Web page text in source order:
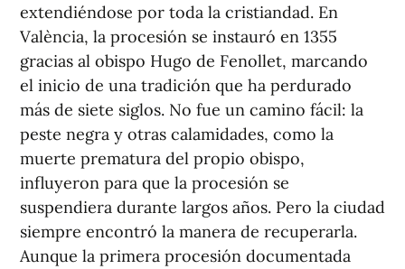
extendiéndose por toda la cristiandad. En
València, la procesión se instauró en 1355
gracias al obispo Hugo de Fenollet, marcando
el inicio de una tradición que ha perdurado
más de siete siglos. No fue un camino fácil: la
peste negra y otras calamidades, como la
muerte prematura del propio obispo,
influyeron para que la procesión se
suspendiera durante largos años. Pero la ciudad
siempre encontró la manera de recuperarla.
Aunque la primera procesión documentada